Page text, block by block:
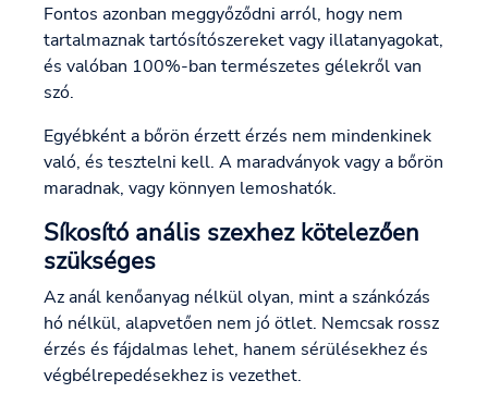
Fontos azonban meggyőződni arról, hogy nem
tartalmaznak tartósítószereket vagy illatanyagokat,
és valóban 100%-ban természetes gélekről van
szó.
Egyébként a bőrön érzett érzés nem mindenkinek
való, és tesztelni kell. A maradványok vagy a bőrön
maradnak, vagy könnyen lemoshatók.
Síkosító anális szexhez kötelezően
szükséges
Az anál kenőanyag nélkül olyan, mint a szánkózás
hó nélkül, alapvetően nem jó ötlet. Nemcsak rossz
érzés és fájdalmas lehet, hanem sérülésekhez és
végbélrepedésekhez is vezethet.